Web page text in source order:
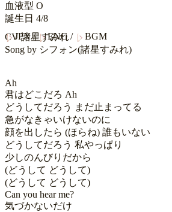
血液型 O
誕生日 4/8
JPN/ ENG/ BGM
CV 諸星すみれ
Song by シフォン(諸星すみれ)
Ah
君はどこだろ Ah
どうしてだろう まだ止まってる
急がなきゃいけないのに
顔を出したら (ほらね) 誰もいない
どうしてだろう 私やっぱり
少しのんびりだから
(どうして どうして)
(どうして どうして)
Can you hear me?
気づかないだけ